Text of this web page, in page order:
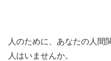
人のために、あなたの人間
人はいませんか。